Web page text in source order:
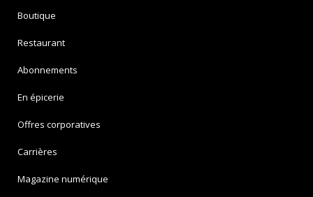
Boutique
Restaurant
Abonnements
En épicerie
Offres corporatives
Carrières
Magazine numérique